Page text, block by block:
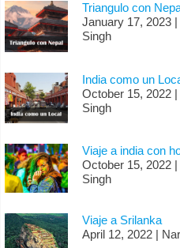
Triangulo con
January 17, 2023
Singh
India como un
October 15, 2022
Singh
Viaje a india con
October 15, 2022
Singh
Viaje a Srilanka
April 12, 2022 |